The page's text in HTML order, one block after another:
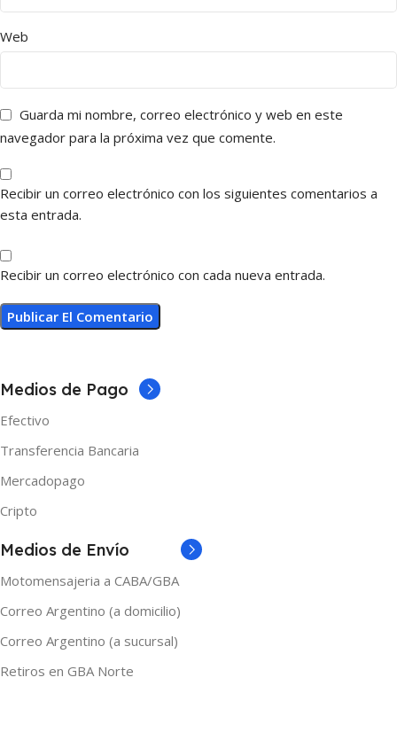
Web
Guarda mi nombre, correo electrónico y web en este
navegador para la próxima vez que comente.
Recibir un correo electrónico con los siguientes comentarios a
esta entrada.
Recibir un correo electrónico con cada nueva entrada.
Medios de Pago
Efectivo
Transferencia Bancaria
Mercadopago
Cripto
Medios de Envío
Motomensajeria a CABA/GBA
Correo Argentino (a domicilio)
Correo Argentino (a sucursal)
Retiros en GBA Norte